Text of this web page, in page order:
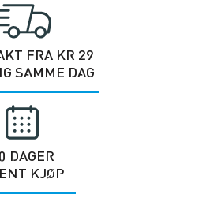
FRA KR 29
SAMME DAG
DAGER
KJØP